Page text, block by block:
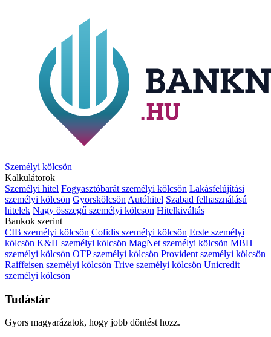
Személyi kölcsön
Kalkulátorok
Személyi hitel Fogyasztóbarát személyi kölcsön Lakásfelújítási
személyi kölcsön Gyorskölcsön Autóhitel Szabad felhasználású
hitelek Nagy összegű személyi kölcsön Hitelkiváltás
Bankok szerint
CIB személyi kölcsön Cofidis személyi kölcsön Erste személyi
kölcsön K&H személyi kölcsön MagNet személyi kölcsön MBH
személyi kölcsön OTP személyi kölcsön Provident személyi kölcsön
Raiffeisen személyi kölcsön Trive személyi kölcsön Unicredit
személyi kölcsön
Tudástár
Gyors magyarázatok, hogy jobb döntést hozz.